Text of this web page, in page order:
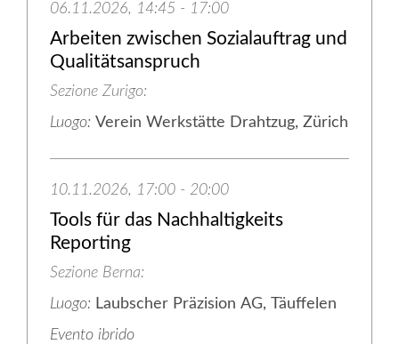
06.11.2026, 14:45 - 17:00
Arbeiten zwischen Sozialauftrag und
Qualitätsanspruch
Sezione Zurigo
Luogo: Verein Werkstätte Drahtzug, Zürich
10.11.2026, 17:00 - 20:00
Tools für das Nachhaltigkeits
Reporting
Sezione Berna
Luogo: Laubscher Präzision AG, Täuffelen
Evento ibrido